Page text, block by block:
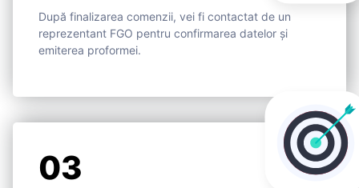
După finalizarea comenzii, vei fi contactat de un
reprezentant FGO pentru confirmarea datelor și
emiterea proformei.
03